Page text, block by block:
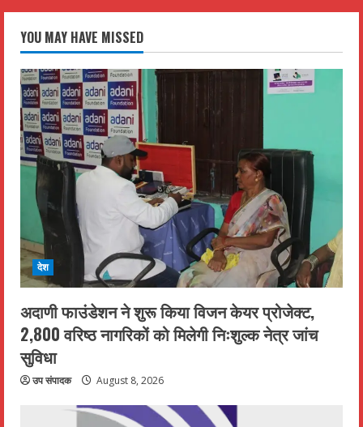
YOU MAY HAVE MISSED
देश
अदाणी फाउंडेशन ने शुरू किया विजन केयर प्रोजेक्ट,
2,800 वरिष्ठ नागरिकों को मिलेगी निःशुल्क नेत्र जांच
सुविधा
उप संपादक August 8, 2026